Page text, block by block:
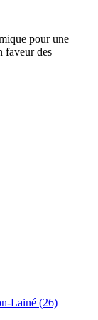
pour une
faveur des
Lainé (26)